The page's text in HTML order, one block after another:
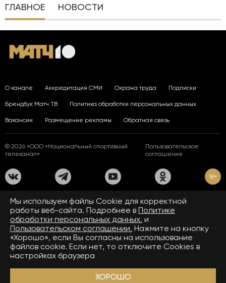
ГЛАВНОЕ НОВОСТИ
О канале Аккредитация СМИ Охрана труда Подписки
Брендбук Матч ТВ Политика обработки персональных данных
Вакансии Размещение рекламы Обратная связь
© 2026 «ООО «Национальный спортивный
телеканал»
Пользовательское
соглашение
18+
На сайте применяются рекомендательные технологии. Подробнее
Правилах применения рекомендательных технологий.
Средство массовой информации сетевое издание «www.matchtv.ru»
зарегистрировано Федеральной службой по надзору в сфере связи,
информационных технологий и массовых коммуникаций (Роскомнадзор).
Свидетельство о регистрации средства массовой информации ЭЛ № ФС 77 - 72390
от 28.02.2018. Название — www.matchtv.ru.
Учредитель (соучредители) СМИ сетевого издания «www.matchtv.ru»: ООО
«Национальный спортивный телеканал», главный редактор СМИ сетевого издания
сетевого издания «www.matchtv.ru»:matchtv@matchtv.ru
Мы используем файлы Сookie для корректной
работы веб-сайта. Подробнее в Политике
обработки персональных данных. и
Пользовательском соглашении. Нажмите на кнопку
«Хорошо», если Вы согласны на использование
файлов cookie. Если нет, то отключите Cookies в
настройках браузера
ХОРОШО